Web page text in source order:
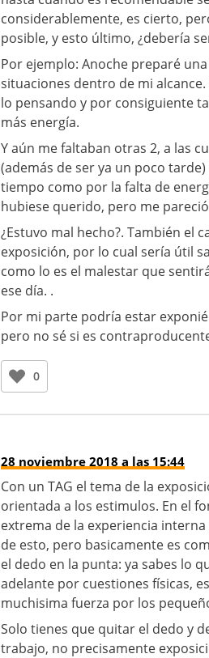
considerablemente, es cierto,
posible, y esto último, ¿debería
Por ejemplo: Anoche preparé
situaciones dentro de mi
lo pensando y por consiguiente
más energía.
Y aún me faltaban otras 2, a las
(además de ser ya un poco
tiempo como por la falta de
hubiese querido, pero me
¿Estuvo mal hecho?. También el
exposición, por lo cual sería útil
como lo es el malestar que
ese día. .
Por mi parte podría estar
pero no sé si es
0
28 noviembre 2018 a las 15:44
Con un TAG el tema de la
orientada a los estimulos. En el
extrema de la experiencia
de esto, pero basicamente es
el dedo en la punta: ya sabes lo
adelante por cuestiones físicas,
muchisima fuerza por los
Solo tienes que quitar el dedo y
trabajo, no precisamente